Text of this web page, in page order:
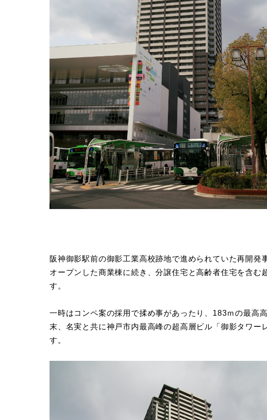
阪神御影駅前の御影工業高校跡地で進められていた再開発
オープンした商業棟に続き、分譲住宅と高齢者住宅を含む
す。
一時はコンペ案の採用で揉め事があったり、183ｍの最高
末、名実と共に神戸市内最高峰の超高層ビル「御影タワー
す。